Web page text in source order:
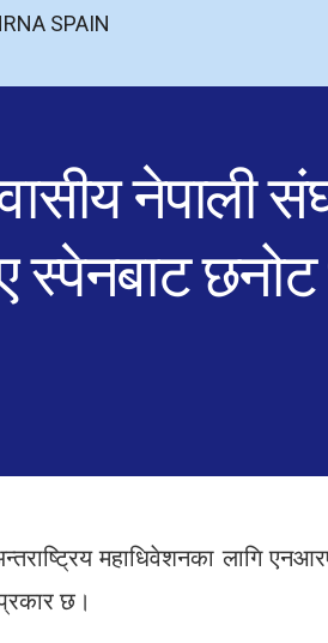
नेपाली
छनोट
महाधिवेशनका लागि
छ।